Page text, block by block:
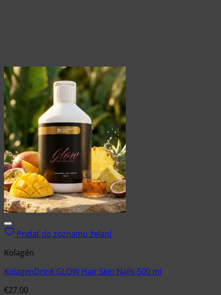
Pridať do zoznamu želaní
Kolagén
KolagenDrink GLOW Hair Skin Nails-500 ml
€27.00